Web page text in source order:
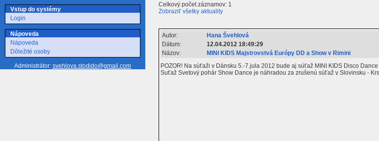
Vstup do systémy
Login
Nápoveda
Nápoveda
Dôležité osoby
Administrátor: svehlova.stodido@gmail.com
Celkový počet záznamov: 1
Zobraziť všetky aktuality
Autor:
Hana Švehlová
Dátum:
12.04.2012 18:49:29
Názov:
MINI KIDS Majstrovstvá Európy DD a Show v Rimini
POZOR! Na súťaži v Dánsku 5.-7.jula 2012 bude aj súťaž MINI KIDS Disco Dance
Suťaž Svetový pohár Show Dance je náhradou za zrušenú súťaž v Slovinsku -